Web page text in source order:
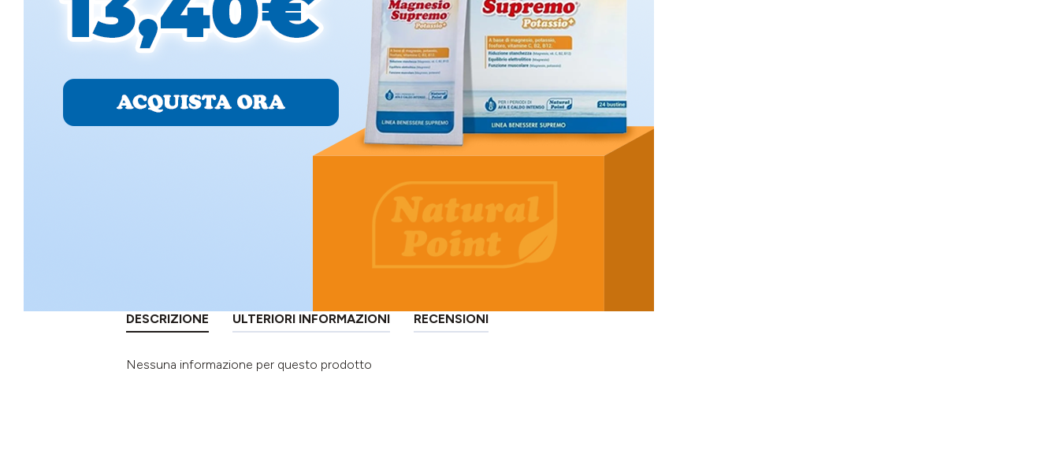
DESCRIZIONE ULTERIORI INFORMAZIONI RECENSIONI
Nessuna informazione per questo prodotto